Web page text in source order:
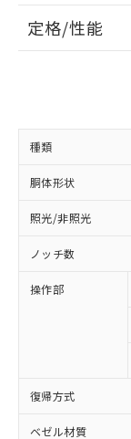
定格/性能
種類
胴体形状
照光/非照光
ノッチ数
操作部
復帰方式
ベゼル材質